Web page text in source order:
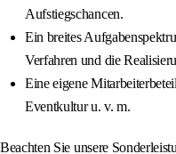
Aufstiegschancen.
Ein breites
Verfahren und die
Eine eigene
Eventkultur u. v. m.
Beachten Sie unsere